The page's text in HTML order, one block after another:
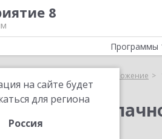
8
на сайте будет
для региона
Россия
Программы
1С:Касса облачное приложение
1С:Касса